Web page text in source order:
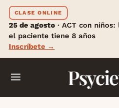
CLASE ONLINE
25 de agosto · ACT con
el paciente tiene 8 años
Inscríbete →